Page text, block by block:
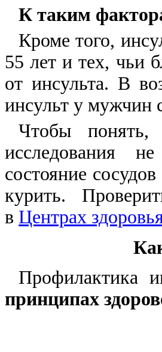
К таким
Кроме того,
55 лет и тех, чьи
от инсульта. В
инсульт у мужчин
Чтобы понять,
исследования
состояние
курить.
в Центрах
Профилактика
принципах